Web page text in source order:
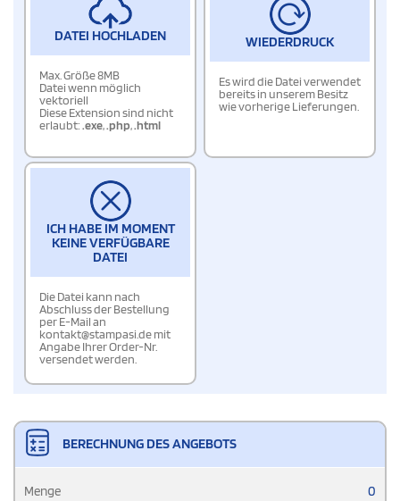
DATEI HOCHLADEN
Max. Größe 8MB
Datei wenn möglich
vektoriell
Diese Extension sind nicht
erlaubt:.exe,.php,.html
WIEDERDRUCK
Es wird die Datei verwendet
bereits in unserem Besitz
wie vorherige Lieferungen.
ICH HABE IM MOMENT
KEINE VERFÜGBARE
DATEI
Die Datei kann nach
Abschluss der Bestellung
per E-Mail an
kontakt@stampasi.de mit
Angabe Ihrer Order-Nr.
versendet werden.
BERECHNUNG DES ANGEBOTS
Menge 0